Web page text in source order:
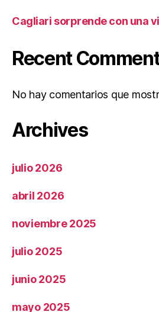
Cagliari sorprende con una
Recent
No hay comentarios que
Archives
julio 2026
abril 2026
noviembre 2025
julio 2025
junio 2025
mayo 2025